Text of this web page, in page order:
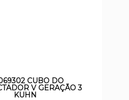
CUBO DO
V GERAÇÃO 3
KUHN